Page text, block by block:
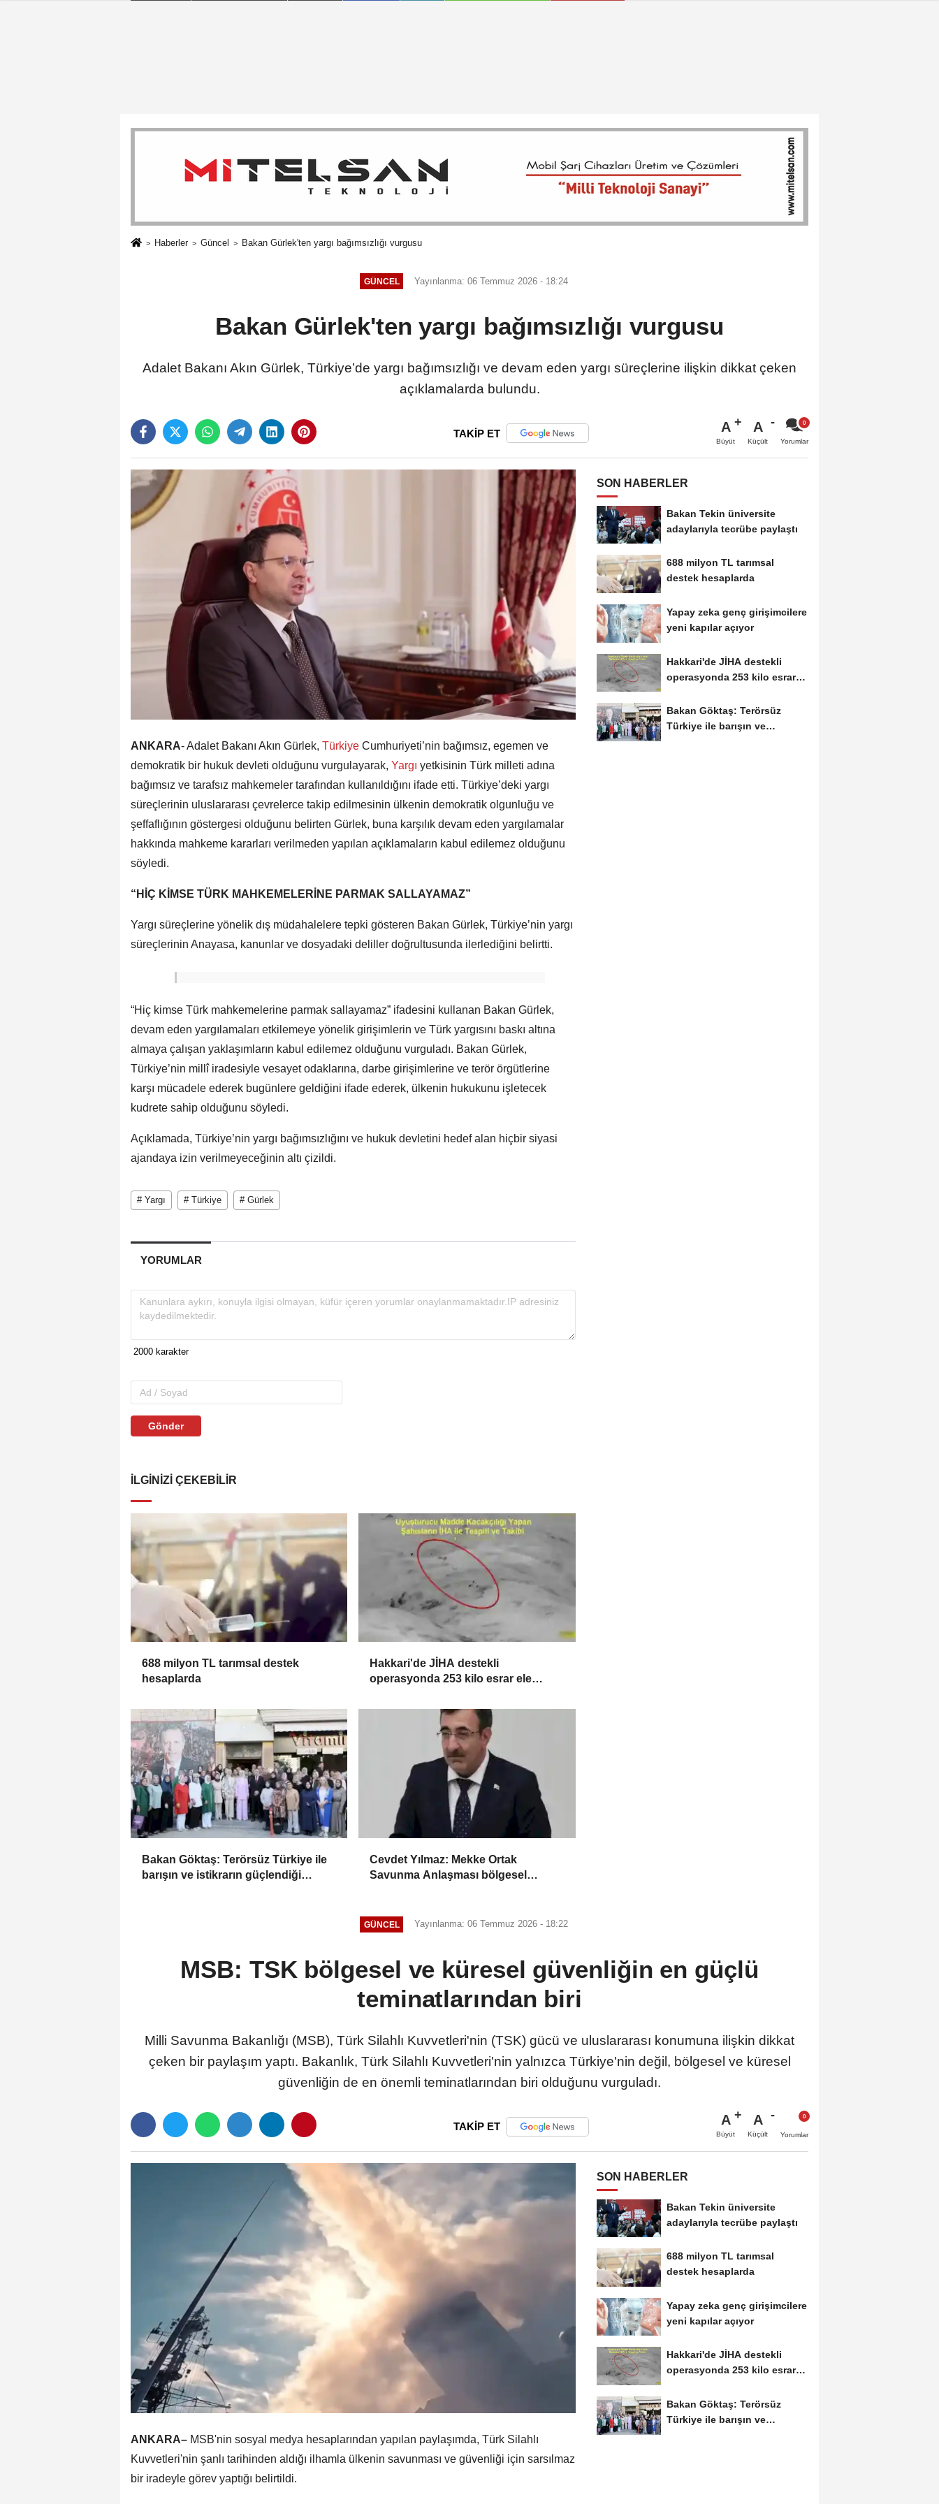
Haberler Güncel Bakan Gürlek'ten yargı bağımsızlığı vurgusu
GÜNCEL Yayınlanma: 06 Temmuz 2026 - 18:24
Bakan Gürlek'ten yargı bağımsızlığı vurgusu
Adalet Bakanı Akın Gürlek, Türkiye’de yargı bağımsızlığı ve devam eden yargı süreçlerine ilişkin dikkat çeken
açıklamalarda bulundu.
TAKİP ET A
Büyüt
A
Küçült Yorumlar
ANKARA- Adalet Bakanı Akın Gürlek, Türkiye Cumhuriyeti’nin bağımsız, egemen ve
demokratik bir hukuk devleti olduğunu vurgulayarak, Yargı yetkisinin Türk milleti adına
bağımsız ve tarafsız mahkemeler tarafından kullanıldığını ifade etti. Türkiye’deki yargı
süreçlerinin uluslararası çevrelerce takip edilmesinin ülkenin demokratik olgunluğu ve
şeffaflığının göstergesi olduğunu belirten Gürlek, buna karşılık devam eden yargılamalar
hakkında mahkeme kararları verilmeden yapılan açıklamaların kabul edilemez olduğunu
söyledi.
“HİÇ KİMSE TÜRK MAHKEMELERİNE PARMAK SALLAYAMAZ”
Yargı süreçlerine yönelik dış müdahalelere tepki gösteren Bakan Gürlek, Türkiye’nin yargı
süreçlerinin Anayasa, kanunlar ve dosyadaki deliller doğrultusunda ilerlediğini belirtti.
“Hiç kimse Türk mahkemelerine parmak sallayamaz” ifadesini kullanan Bakan Gürlek,
devam eden yargılamaları etkilemeye yönelik girişimlerin ve Türk yargısını baskı altına
almaya çalışan yaklaşımların kabul edilemez olduğunu vurguladı. Bakan Gürlek,
Türkiye’nin millî iradesiyle vesayet odaklarına, darbe girişimlerine ve terör örgütlerine
karşı mücadele ederek bugünlere geldiğini ifade ederek, ülkenin hukukunu işletecek
kudrete sahip olduğunu söyledi.
Açıklamada, Türkiye’nin yargı bağımsızlığını ve hukuk devletini hedef alan hiçbir siyasi
ajandaya izin verilmeyeceğinin altı çizildi.
# Yargı # Türkiye # Gürlek
YORUMLAR
Gönder
İLGINIZI ÇEKEBILIR
688 milyon TL tarımsal destek
hesaplarda
Hakkari'de JİHA destekli
operasyonda 253 kilo esrar ele
Bakan Göktaş: Terörsüz Türkiye ile
barışın ve istikrarın güçlendiği
Cevdet Yılmaz: Mekke Ortak
Savunma Anlaşması bölgesel
SON HABERLER
Bakan Tekin üniversite
adaylarıyla tecrübe paylaştı
688 milyon TL tarımsal
destek hesaplarda
Yapay zeka genç girişimcilere
yeni kapılar açıyor
Hakkari'de JİHA destekli
operasyonda 253 kilo esrar
Bakan Göktaş: Terörsüz
Türkiye ile barışın ve
GÜNCEL Yayınlanma: 06 Temmuz 2026 - 18:22
MSB: TSK bölgesel ve küresel güvenliğin en güçlü
teminatlarından biri
Milli Savunma Bakanlığı (MSB), Türk Silahlı Kuvvetleri'nin (TSK) gücü ve uluslararası konumuna ilişkin dikkat
çeken bir paylaşım yaptı. Bakanlık, Türk Silahlı Kuvvetleri'nin yalnızca Türkiye'nin değil, bölgesel ve küresel
güvenliğin de en önemli teminatlarından biri olduğunu vurguladı.
TAKİP ET A
Büyüt
A
Küçült Yorumlar
ANKARA– MSB'nin sosyal medya hesaplarından yapılan paylaşımda, Türk Silahlı
Kuvvetleri'nin şanlı tarihinden aldığı ilhamla ülkenin savunması ve güvenliği için sarsılmaz
bir iradeyle görev yaptığı belirtildi.
SON HABERLER
Bakan Tekin üniversite
adaylarıyla tecrübe paylaştı
688 milyon TL tarımsal
destek hesaplarda
Yapay zeka genç girişimcilere
yeni kapılar açıyor
Hakkari'de JİHA destekli
operasyonda 253 kilo esrar
Bakan Göktaş: Terörsüz
Türkiye ile barışın ve